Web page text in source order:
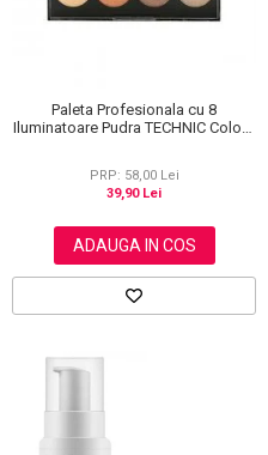
Paleta Profesionala cu 8
Iluminatoare Pudra TECHNIC Colour
PRP: 58,00 Lei
39,90 Lei
ADAUGA IN COS